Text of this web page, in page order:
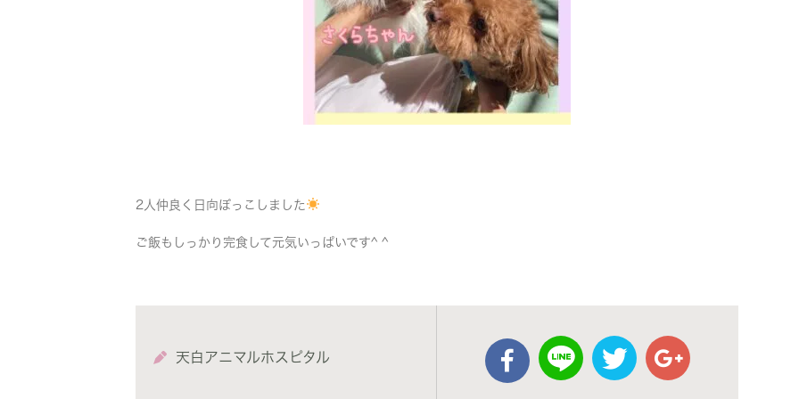
2人仲良く日向ぼっこしました
ご飯もしっかり完食して元気いっぱいです^ ^
天白アニマルホスピタル